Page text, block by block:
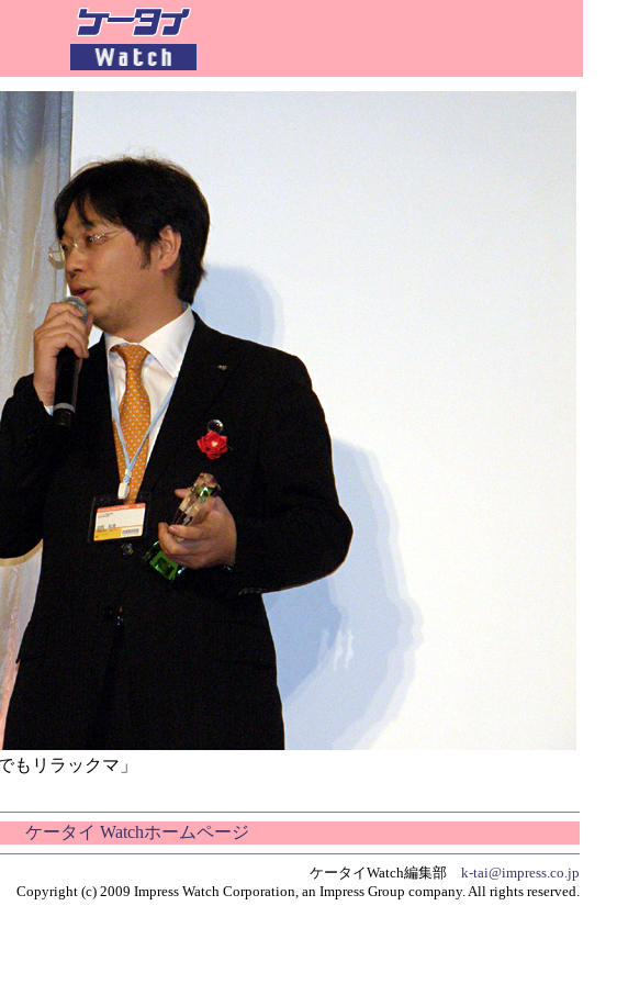
もリラックマ」
ケータイ Watchホームページ
ケータイWatch編集部 k-tai@impress.co.jp
Copyright (c) 2009 Impress Watch Corporation, an Impress Group company. All rights reserved.